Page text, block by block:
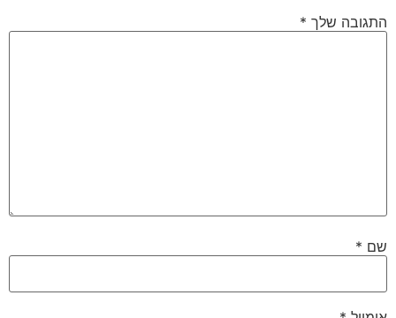
התגובה שלך *
שם *